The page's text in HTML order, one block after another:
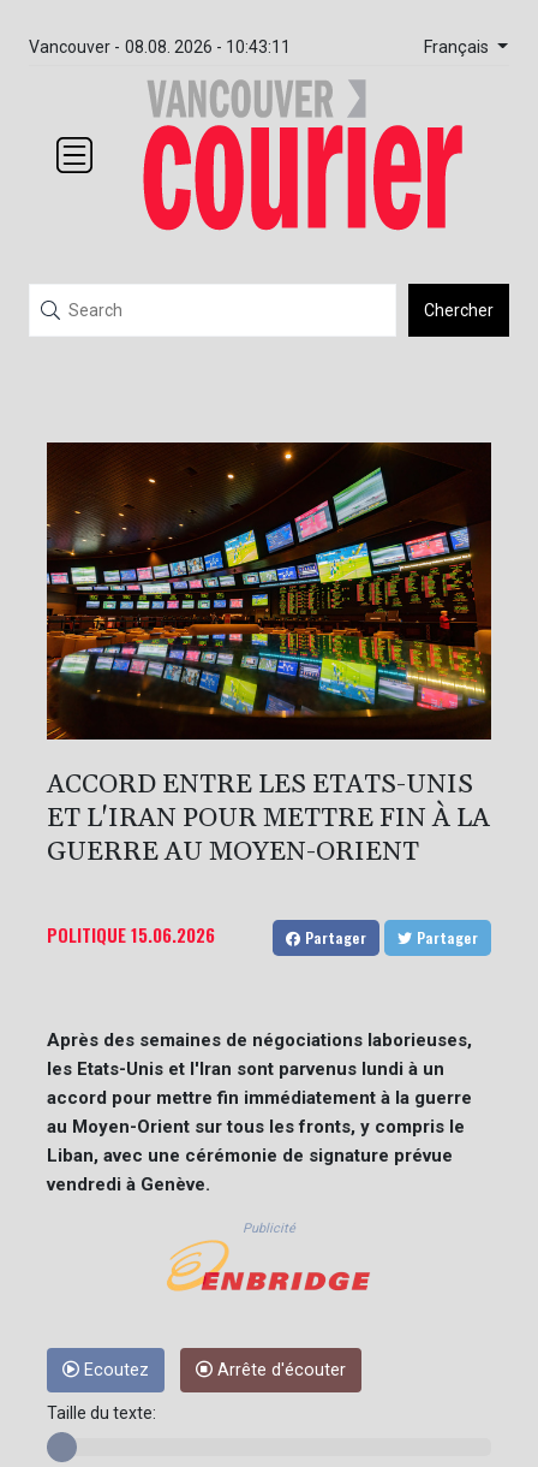
Vancouver - 08.08. 2026 - 10:43:11 Français
Chercher
ACCORD ENTRE LES ETATS-UNIS
ET L'IRAN POUR METTRE FIN À LA
GUERRE AU MOYEN-ORIENT
POLITIQUE15.06.2026 Partager Partager
Après des semaines de négociations laborieuses,
les Etats-Unis et l'Iran sont parvenus lundi à un
accord pour mettre fin immédiatement à la guerre
au Moyen-Orient sur tous les fronts, y compris le
Liban, avec une cérémonie de signature prévue
vendredi à Genève.
Publicité
Ecoutez Arrête d'écouter
Taille du texte: